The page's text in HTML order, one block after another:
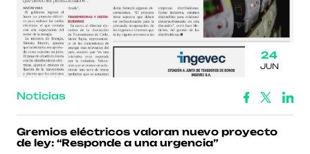
24
JUN
Noticias
Gremios eléctricos valoran nuevo proyecto
de ley: “Responde a una urgencia”